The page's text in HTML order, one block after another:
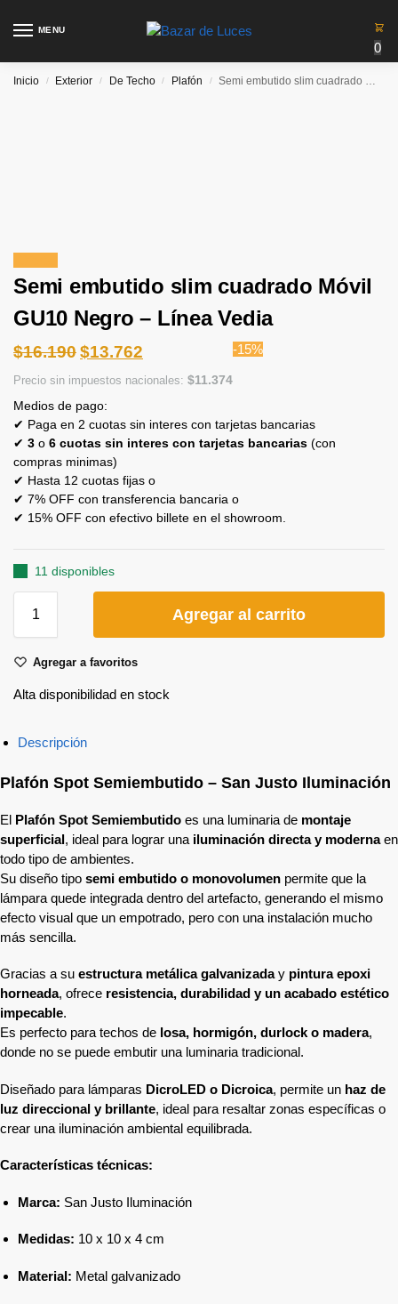
MENU
0
Inicio / Exterior / De Techo / Plafón / Semi embutido slim cuadrado Móvil GU10 Negro – Línea Vedia
Semi embutido slim cuadrado Móvil
GU10 Negro – Línea Vedia
$16.190$13.762
Precio sin impuestos nacionales: $11.374
-15%
Medios de pago:
✔ Paga en 2 cuotas sin interes con tarjetas bancarias
✔ 3 o 6 cuotas sin interes con tarjetas bancarias (con
compras minimas)
✔ Hasta 12 cuotas fijas o
✔ 7% OFF con transferencia bancaria o
✔ 15% OFF con efectivo billete en el showroom.
11 disponibles
Agregar al carrito
Agregar a favoritos
Alta disponibilidad en stock
Descripción
Plafón Spot Semiembutido – San Justo Iluminación
El Plafón Spot Semiembutido es una luminaria de montaje
superficial, ideal para lograr una iluminación directa y modernaen
todo tipo de ambientes.
Su diseño tipo semi embutido o monovolumen permite que la
lámpara quede integrada dentro del artefacto, generando el mismo
efecto visual que un empotrado, pero con una instalación mucho
más sencilla.
Gracias a su estructura metálica galvanizaday pintura epoxi
horneada, ofrece resistencia, durabilidad y un acabado estético
impecable.
Es perfecto para techos de losa, hormigón, durlock o madera,
donde no se puede embutir una luminaria tradicional.
Diseñado para lámparas DicroLED o Dicroica, permite un haz de
luz direccional y brillante, ideal para resaltar zonas específicas o
crear una iluminación ambiental equilibrada.
Características técnicas:
Marca: San Justo Iluminación
Medidas: 10 x 10 x 4 cm
Material: Metal galvanizado